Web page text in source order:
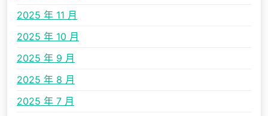
2025 年 11 月
2025 年 10 月
2025 年 9 月
2025 年 8 月
2025 年 7 月